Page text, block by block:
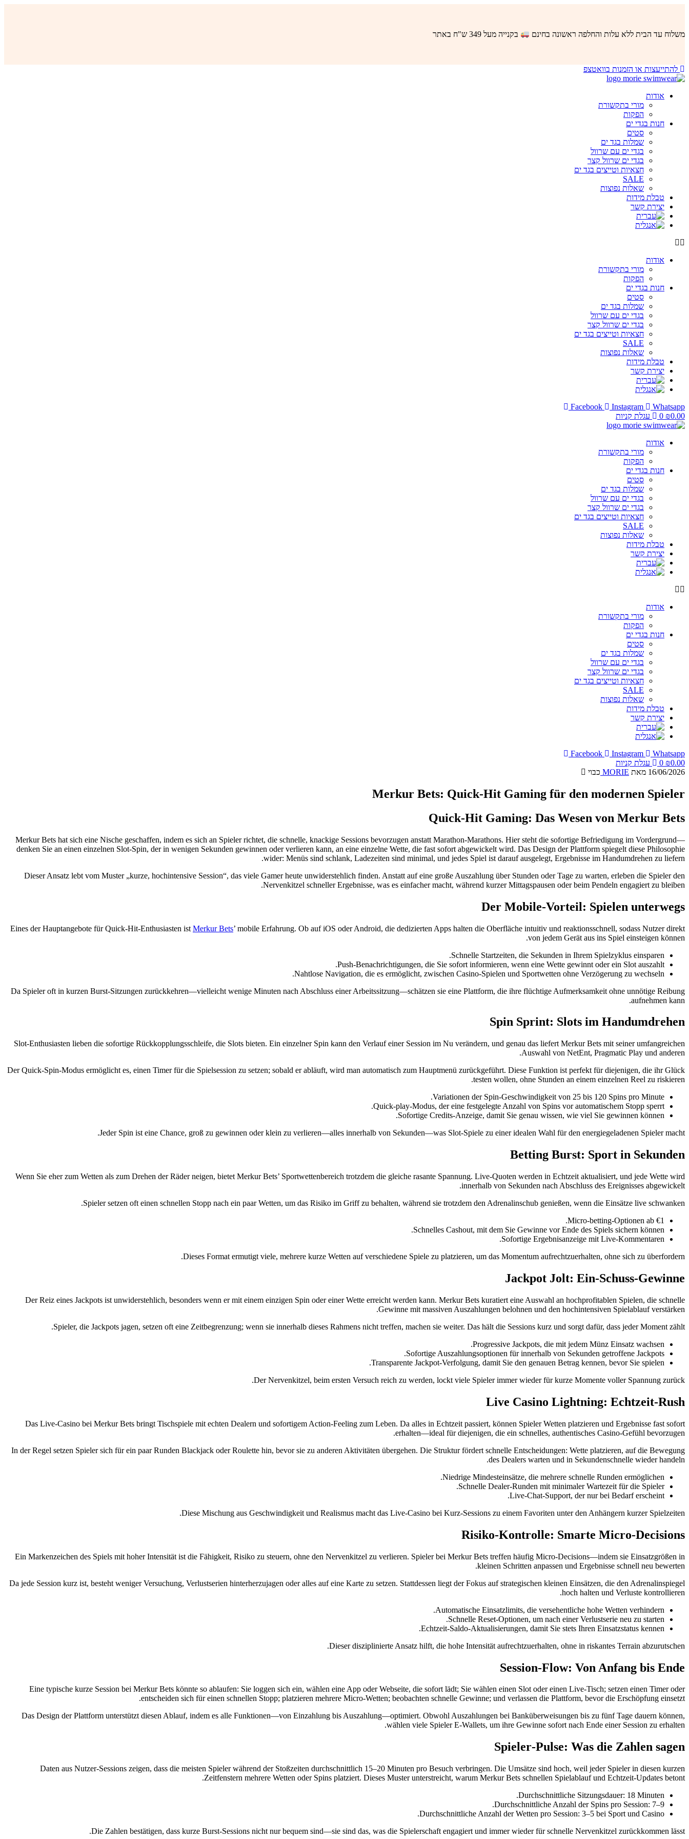
משלוח עד הבית ללא עלות והחלפה ראשונה בחינם
בקנייה מעל 349 ש"ח באתר
להתייעצות או הזמנות בוואטצפ
אודות
מורי בתקשורת
הפקות
חנות בגדי ים
סטים
שמלות בגד ים
בגדי ים עם שרוול
בגדי ים שרוול קצר
חצאיות וטייצים בגד ים
SALE
שאלות נפוצות
טבלת מידות
יצירת קשר
אודות
מורי בתקשורת
הפקות
חנות בגדי ים
סטים
שמלות בגד ים
בגדי ים עם שרוול
בגדי ים שרוול קצר
חצאיות וטייצים בגד ים
SALE
שאלות נפוצות
טבלת מידות
יצירת קשר
Facebook Instagram
Whatsapp
₪0.00
0 עגלת קניות
אודות
מורי בתקשורת
הפקות
חנות בגדי ים
סטים
שמלות בגד ים
בגדי ים עם שרוול
בגדי ים שרוול קצר
חצאיות וטייצים בגד ים
SALE
שאלות נפוצות
טבלת מידות
יצירת קשר
אודות
מורי בתקשורת
הפקות
חנות בגדי ים
סטים
שמלות בגד ים
בגדי ים עם שרוול
בגדי ים שרוול קצר
חצאיות וטייצים בגד ים
SALE
שאלות נפוצות
טבלת מידות
יצירת קשר
Facebook Instagram
Whatsapp
₪0.00
0
עגלת קניות
16/06/2026 מאת MORIE כבוי
Merkur Bets: Quick‑Hit Gaming für den modernen Spieler
Quick‑Hit Gaming: Das Wesen von Merkur Bets
Merkur Bets hat sich eine Nische geschaffen, indem es sich an Spieler richtet, die schnelle, knackige Sessions bevorzugen anstatt Marathon-Marathons. Hier steht die sofortige Befriedigung im Vordergrund—
denken Sie an einen einzelnen Slot-Spin, der in wenigen Sekunden gewinnen oder verlieren kann, an eine einzelne Wette, die fast sofort abgewickelt wird. Das Design der Plattform spiegelt diese Philosophie
wider: Menüs sind schlank, Ladezeiten sind minimal, und jedes Spiel ist darauf ausgelegt, Ergebnisse im Handumdrehen zu liefern.
Dieser Ansatz lebt vom Muster „kurze, hochintensive Session“, das viele Gamer heute unwiderstehlich finden. Anstatt auf eine große Auszahlung über Stunden oder Tage zu warten, erleben die Spieler den
Nervenkitzel schneller Ergebnisse, was es einfacher macht, während kurzer Mittagspausen oder beim Pendeln engagiert zu bleiben.
Der Mobile-Vorteil: Spielen unterwegs
Eines der Hauptangebote für Quick‑Hit-Enthusiasten ist Merkur Bets’ mobile Erfahrung. Ob auf iOS oder Android, die dedizierten Apps halten die Oberfläche intuitiv und reaktionsschnell, sodass Nutzer direkt
von jedem Gerät aus ins Spiel einsteigen können.
Schnelle Startzeiten, die Sekunden in Ihrem Spielzyklus einsparen.
Push-Benachrichtigungen, die Sie sofort informieren, wenn eine Wette gewinnt oder ein Slot auszahlt.
Nahtlose Navigation, die es ermöglicht, zwischen Casino-Spielen und Sportwetten ohne Verzögerung zu wechseln.
Da Spieler oft in kurzen Burst‑Sitzungen zurückkehren—vielleicht wenige Minuten nach Abschluss einer Arbeitssitzung—schätzen sie eine Plattform, die ihre flüchtige Aufmerksamkeit ohne unnötige Reibung
aufnehmen kann.
Spin Sprint: Slots im Handumdrehen
Slot‑Enthusiasten lieben die sofortige Rückkopplungsschleife, die Slots bieten. Ein einzelner Spin kann den Verlauf einer Session im Nu verändern, und genau das liefert Merkur Bets mit seiner umfangreichen
Auswahl von NetEnt, Pragmatic Play und anderen.
Der Quick‑Spin-Modus ermöglicht es, einen Timer für die Spielsession zu setzen; sobald er abläuft, wird man automatisch zum Hauptmenü zurückgeführt. Diese Funktion ist perfekt für diejenigen, die ihr Glück
testen wollen, ohne Stunden an einem einzelnen Reel zu riskieren.
Variationen der Spin-Geschwindigkeit von 25 bis 120 Spins pro Minute.
Quick‑play-Modus, der eine festgelegte Anzahl von Spins vor automatischem Stopp sperrt.
Sofortige Credits-Anzeige, damit Sie genau wissen, wie viel Sie gewinnen können.
Jeder Spin ist eine Chance, groß zu gewinnen oder klein zu verlieren—alles innerhalb von Sekunden—was Slot‑Spiele zu einer idealen Wahl für den energiegeladenen Spieler macht.
Betting Burst: Sport in Sekunden
Wenn Sie eher zum Wetten als zum Drehen der Räder neigen, bietet Merkur Bets’ Sportwettenbereich trotzdem die gleiche rasante Spannung. Live-Quoten werden in Echtzeit aktualisiert, und jede Wette wird
innerhalb von Sekunden nach Abschluss des Ereignisses abgewickelt.
Spieler setzen oft einen schnellen Stopp nach ein paar Wetten, um das Risiko im Griff zu behalten, während sie trotzdem den Adrenalinschub genießen, wenn die Einsätze live schwanken.
Micro‑betting-Optionen ab €1.
Schnelles Cashout, mit dem Sie Gewinne vor Ende des Spiels sichern können.
Sofortige Ergebnisanzeige mit Live-Kommentaren.
Dieses Format ermutigt viele, mehrere kurze Wetten auf verschiedene Spiele zu platzieren, um das Momentum aufrechtzuerhalten, ohne sich zu überfordern.
Jackpot Jolt: Ein‑Schuss‑Gewinne
Der Reiz eines Jackpots ist unwiderstehlich, besonders wenn er mit einem einzigen Spin oder einer Wette erreicht werden kann. Merkur Bets kuratiert eine Auswahl an hochprofitablen Spielen, die schnelle
Gewinne mit massiven Auszahlungen belohnen und den hochintensiven Spielablauf verstärken.
Spieler, die Jackpots jagen, setzen oft eine Zeitbegrenzung; wenn sie innerhalb dieses Rahmens nicht treffen, machen sie weiter. Das hält die Sessions kurz und sorgt dafür, dass jeder Moment zählt.
Progressive Jackpots, die mit jedem Münz Einsatz wachsen.
Sofortige Auszahlungsoptionen für innerhalb von Sekunden getroffene Jackpots.
Transparente Jackpot‑Verfolgung, damit Sie den genauen Betrag kennen, bevor Sie spielen.
Der Nervenkitzel, beim ersten Versuch reich zu werden, lockt viele Spieler immer wieder für kurze Momente voller Spannung zurück.
Live Casino Lightning: Echtzeit‑Rush
Das Live‑Casino bei Merkur Bets bringt Tischspiele mit echten Dealern und sofortigem Action‑Feeling zum Leben. Da alles in Echtzeit passiert, können Spieler Wetten platzieren und Ergebnisse fast sofort
erhalten—ideal für diejenigen, die ein schnelles, authentisches Casino‑Gefühl bevorzugen.
In der Regel setzen Spieler sich für ein paar Runden Blackjack oder Roulette hin, bevor sie zu anderen Aktivitäten übergehen. Die Struktur fördert schnelle Entscheidungen: Wette platzieren, auf die Bewegung
des Dealers warten und in Sekundenschnelle wieder handeln.
Niedrige Mindesteinsätze, die mehrere schnelle Runden ermöglichen.
Schnelle Dealer‑Runden mit minimaler Wartezeit für die Spieler.
Live-Chat-Support, der nur bei Bedarf erscheint.
Diese Mischung aus Geschwindigkeit und Realismus macht das Live‑Casino bei Kurz‑Sessions zu einem Favoriten unter den Anhängern kurzer Spielzeiten.
Risiko‑Kontrolle: Smarte Micro‑Decisions
Ein Markenzeichen des Spiels mit hoher Intensität ist die Fähigkeit, Risiko zu steuern, ohne den Nervenkitzel zu verlieren. Spieler bei Merkur Bets treffen häufig Micro‑Decisions—indem sie Einsatzgrößen in
kleinen Schritten anpassen und Ergebnisse schnell neu bewerten.
Da jede Session kurz ist, besteht weniger Versuchung, Verlustserien hinterherzujagen oder alles auf eine Karte zu setzen. Stattdessen liegt der Fokus auf strategischen kleinen Einsätzen, die den Adrenalinspiegel
hoch halten und Verluste kontrollieren.
Automatische Einsatzlimits, die versehentliche hohe Wetten verhindern.
Schnelle Reset-Optionen, um nach einer Verlustserie neu zu starten.
Echtzeit‑Saldo‑Aktualisierungen, damit Sie stets Ihren Einsatzstatus kennen.
Dieser disziplinierte Ansatz hilft, die hohe Intensität aufrechtzuerhalten, ohne in riskantes Terrain abzurutschen.
Session‑Flow: Von Anfang bis Ende
Eine typische kurze Session bei Merkur Bets könnte so ablaufen: Sie loggen sich ein, wählen eine App oder Webseite, die sofort lädt; Sie wählen einen Slot oder einen Live-Tisch; setzen einen Timer oder
entscheiden sich für einen schnellen Stopp; platzieren mehrere Micro‑Wetten; beobachten schnelle Gewinne; und verlassen die Plattform, bevor die Erschöpfung einsetzt.
Das Design der Plattform unterstützt diesen Ablauf, indem es alle Funktionen—von Einzahlung bis Auszahlung—optimiert. Obwohl Auszahlungen bei Banküberweisungen bis zu fünf Tage dauern können,
wählen viele Spieler E‑Wallets, um ihre Gewinne sofort nach Ende einer Session zu erhalten.
Spieler‑Pulse: Was die Zahlen sagen
Daten aus Nutzer‑Sessions zeigen, dass die meisten Spieler während der Stoßzeiten durchschnittlich 15–20 Minuten pro Besuch verbringen. Die Umsätze sind hoch, weil jeder Spieler in diesen kurzen
Zeitfenstern mehrere Wetten oder Spins platziert. Dieses Muster unterstreicht, warum Merkur Bets schnellen Spielablauf und Echtzeit‑Updates betont.
Durchschnittliche Sitzungsdauer: 18 Minuten.
Durchschnittliche Anzahl der Spins pro Session: 7–9.
Durchschnittliche Anzahl der Wetten pro Session: 3–5 bei Sport und Casino.
Die Zahlen bestätigen, dass kurze Burst‑Sessions nicht nur bequem sind—sie sind das, was die Spielerschaft engagiert und immer wieder für schnelle Nervenkitzel zurückkommen lässt.